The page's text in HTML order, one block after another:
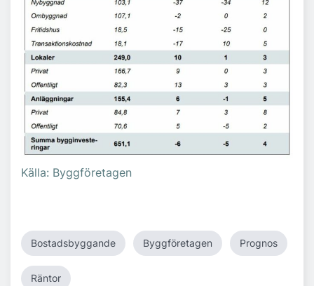
Källa: Byggföretagen
Bostadsbyggande Byggföretagen Prognos
Räntor